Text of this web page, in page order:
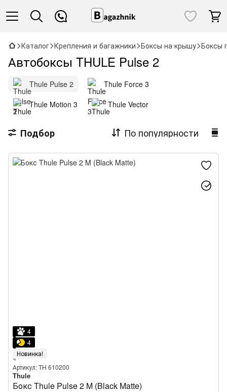
Каталог Крепления и багажники Боксы на крышу Боксы
Автобоксы THULE Pulse 2
Thule Pulse 2
Thule Force 3
Thule Motion 3
Thule Vector
Подбор По популярности
4
4
Новинка!
Артикул: TH 610200
Thule
Бокс Thule Pulse 2 M (Black Matte)